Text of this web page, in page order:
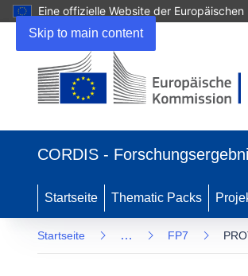
Skip to main content
Eine offizielle Website der Europäischen
neuem
CORDIS -
Startseite Thematic Packs
Startseite … FP7